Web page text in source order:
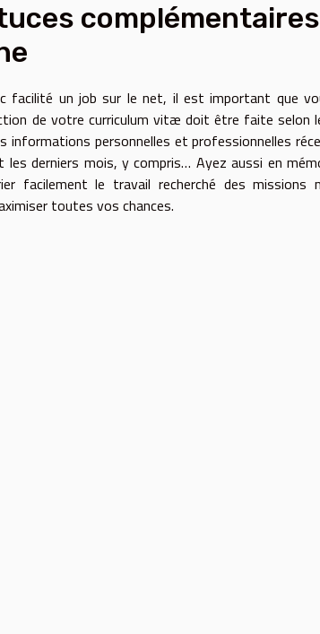
facilité un job sur le net, il est important que
de votre curriculum vitæ doit être faite selon
informations personnelles et professionnelles
les derniers mois, y compris… Ayez aussi en
facilement le travail recherché des missions
toutes vos chances.